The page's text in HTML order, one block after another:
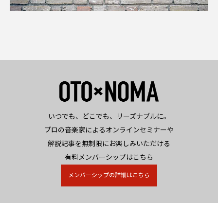
いつでも、どこでも、リーズナブルに。
プロの音楽家によるオンラインセミナーや
解説記事を無制限にお楽しみいただける
有料メンバーシップはこちら
メンバーシップの詳細はこちら